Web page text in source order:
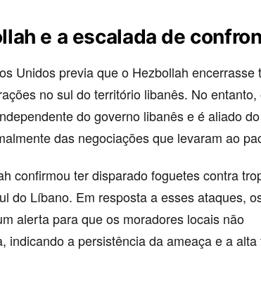
e a escalada de
Unidos previa que o Hezbollah encerrasse
no sul do território libanês. No entanto,
do governo libanês e é aliado
das negociações que levaram ao
confirmou ter disparado foguetes contra
do Líbano. Em resposta a esses ataques,
alerta para que os moradores locais não
indicando a persistência da ameaça e a alta